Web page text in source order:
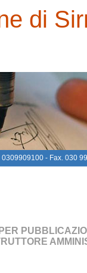
di
0309909100 - Fax. 030